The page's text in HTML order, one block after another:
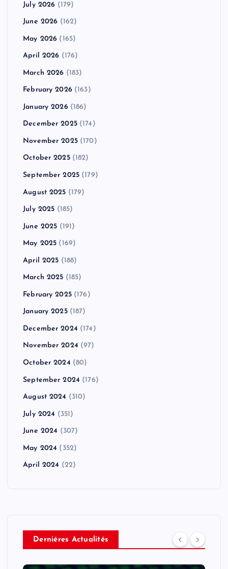
July 2026 (179)
June 2026 (162)
May 2026 (165)
April 2026 (176)
March 2026 (183)
February 2026(163)
January 2026(186)
December 2025(174)
November 2025(170)
October 2025(182)
September 2025 (179)
August 2025 (179)
July 2025 (185)
June 2025 (191)
May 2025 (169)
April 2025 (188)
March 2025 (185)
February 2025(176)
January 2025(187)
December 2024 (174)
November 2024 (97)
October 2024 (80)
September 2024 (176)
August 2024 (310)
July 2024 (351)
June 2024 (307)
May 2024 (352)
April 2024 (22)
Derniéres Actualités